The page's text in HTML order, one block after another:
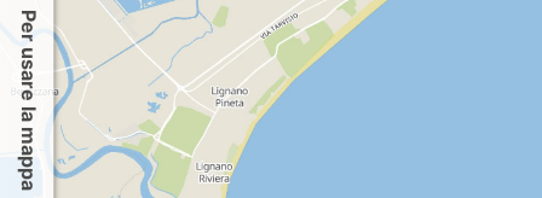
Per usare la mappa